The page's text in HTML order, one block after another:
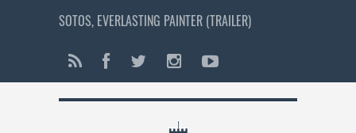
SOTOS, EVERLASTING PAINTER (TRAILER)